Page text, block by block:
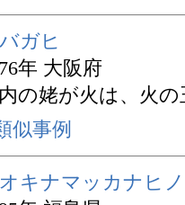
ガヒ
年 大阪府
の姥が火は、火
似事例
キナマッカナヒ